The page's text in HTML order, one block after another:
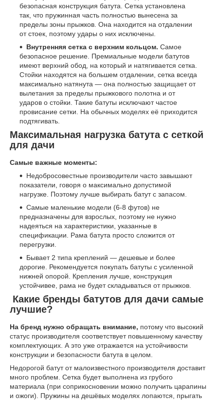
безопасная конструкция батута. Сетка установлена
так, что пружинная часть полностью вынесена за
пределы зоны прыжков. Она находится на отдалении
от стоек, поэтому удары о них исключены.
Внутренняя сетка с верхним кольцом. Самое
безопасное решение. Премиальные модели батутов
имеют верхний обод, на который и натягивается сетка.
Стойки находятся на большем отдалении, сетка всегда
максимально натянута — она полностью защищает от
вылетания за пределы прыжкового полотна и от
ударов о стойки. Такие батуты исключают частое
провисание сетки. На обычных моделях её приходится
подтягивать.
Максимальная нагрузка батута с сеткой
для дачи
Самые важные моменты:
Недобросовестные производители часто завышают
показатели, говоря о максимально допустимой
нагрузке. Поэтому лучше выбирать батут с запасом.
Самые маленькие модели (6-8 футов) не
предназначены для взрослых, поэтому не нужно
надеяться на характеристики, указанные в
спецификации. Рама батута просто сложится от
перегрузки.
Бывает 2 типа креплений — дешевые и более
дорогие. Рекомендуется покупать батуты с усиленной
нижней опорой. Крепления лучше, конструкция
устойчивее, рама не будет складываться от прыжков.
Какие бренды батутов для дачи самые
лучшие?
На бренд нужно обращать внимание, потому что высокий
статус производителя соответствует повышенному качеству
комплектующих. А это уже отражается на устойчивости
конструкции и безопасности батута в целом.
Недорогой батут от малоизвестного производителя доставит
много проблем. Сетка будет выполнена из грубого
материала (при соприкосновении можно получить царапины
и ожоги). Пружины на дешёвых моделях лопаются, прыгать